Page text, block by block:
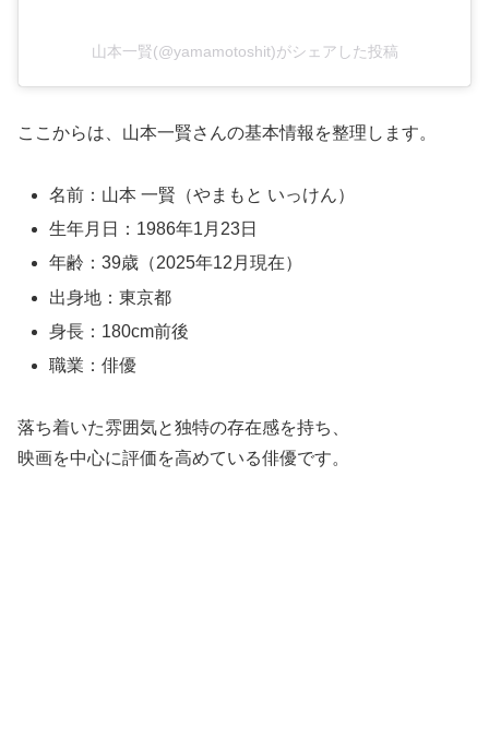
山本一賢(@yamamotoshit)がシェアした投稿
ここからは、山本一賢さんの基本情報を整理します。
名前：山本 一賢（やまもと いっけん）
生年月日：1986年1月23日
年齢：39歳（2025年12月現在）
出身地：東京都
身長：180cm前後
職業：俳優
落ち着いた雰囲気と独特の存在感を持ち、
映画を中心に評価を高めている俳優です。